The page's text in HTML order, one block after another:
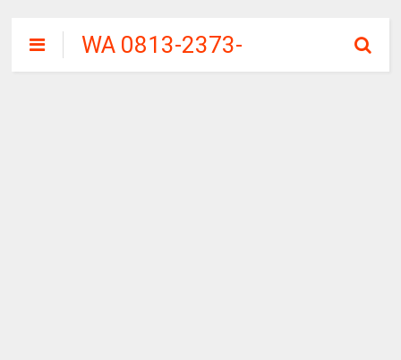
WA 0813-2373-
9973 | WALINI